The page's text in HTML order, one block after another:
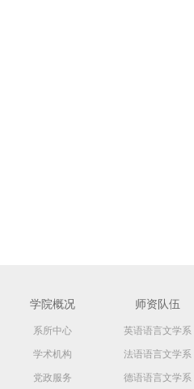
学院概况
系所中心
学术机构
党政服务
师资队伍
英语语言文学系
法语语言文学系
德语语言文学系